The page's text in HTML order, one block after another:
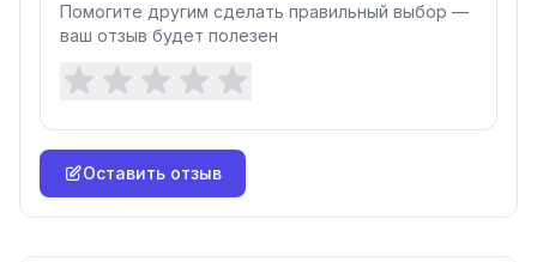
Помогите другим сделать правильный выбор —
ваш отзыв будет полезен
Оставить отзыв